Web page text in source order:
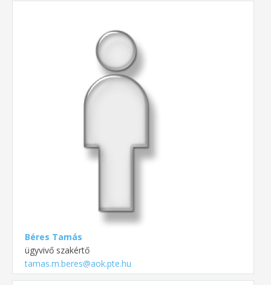
Béres Tamás
ügyvivő szakértő
tamas.m.beres@aok.pte.hu